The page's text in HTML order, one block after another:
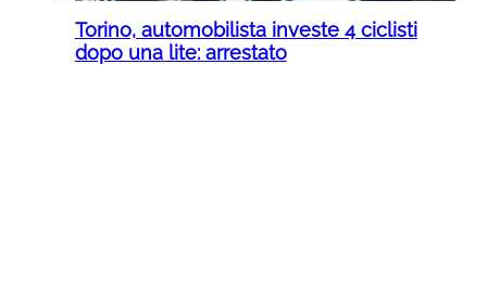
Torino, automobilista investe 4 ciclisti
dopo una lite: arrestato